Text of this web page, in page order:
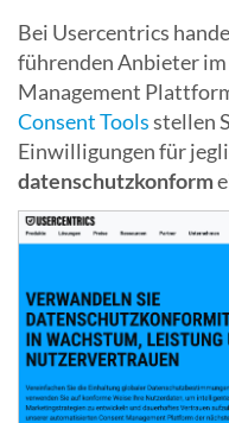
Bei Usercentrics
führenden Anbieter
Management
Consent Toolsstellen
Einwilligungen für
datenschutzkonform